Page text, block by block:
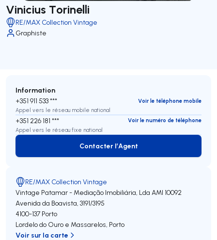
Vinicius Torinelli
RE/MAX Collection Vintage
Graphiste
Information
+351 911 533 ***
Voir le téléphone mobile
Appel vers le réseau mobile national
+351 226 181 ***
Voir le numéro de téléphone
Appel vers le réseau fixe national
Contacter l’Agent
Contacter l’Agent
RE/MAX Collection Vintage
Vintage Patamar - Mediação Imobiliária, Lda AMI 10092
Avenida da Boavista, 3191/3195
4100-137 Porto
Lordelo do Ouro e Massarelos, Porto
Voir sur la carte